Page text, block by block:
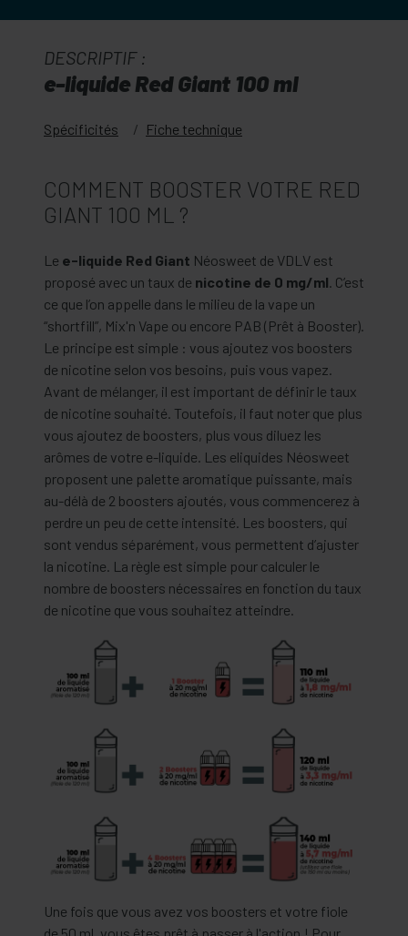
DESCRIPTIF :
e-liquide Red Giant 100 ml
Spécificités Fiche technique
COMMENT BOOSTER VOTRE RED
GIANT 100 ML ?
Le e-liquide Red Giant Néosweet de VDLV est
proposé avec un taux de nicotine de 0 mg/ml. C’est
ce que l’on appelle dans le milieu de la vape un
“shortfill”, Mix'n Vape ou encore PAB (Prêt à Booster).
Le principe est simple : vous ajoutez vos boosters
de nicotine selon vos besoins, puis vous vapez.
Avant de mélanger, il est important de définir le taux
de nicotine souhaité. Toutefois, il faut noter que plus
vous ajoutez de boosters, plus vous diluez les
arômes de votre e-liquide. Les eliquides Néosweet
proposent une palette aromatique puissante, mais
au-délà de 2 boosters ajoutés, vous commencerez à
perdre un peu de cette intensité. Les boosters, qui
sont vendus séparément, vous permettent d’ajuster
la nicotine. La règle est simple pour calculer le
nombre de boosters nécessaires en fonction du taux
de nicotine que vous souhaitez atteindre.
Une fois que vous avez vos boosters et votre fiole